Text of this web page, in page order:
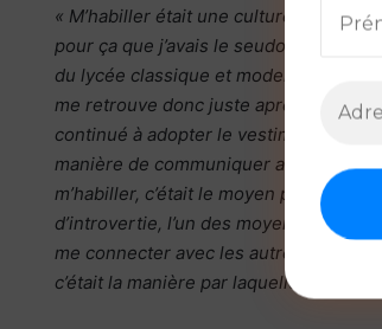
« M’habiller était une culture, c’était
pour ça que j’avais le seudonyme de
du lycée classique et moderne du
me retrouve donc juste après en
continué à adopter le vestimentaire
manière de communiquer avec la
m’habiller, c’était le moyen pour moi
d’introvertie, l’un des moyens pour
me connecter avec les autres, de
c’était la manière par laquelle je